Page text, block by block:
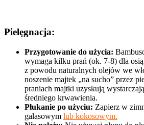
Pielęgnacja:
Przygotowanie do użycia:
wymaga kilku prań (ok. 7-8) dla
z powodu naturalnych olejów we
noszenie majtek „na sucho” przez
praniach majtki uzyskują
średniego krwawienia.
Płukanie po użyciu: Zapierz w
galasowym lub kokosowym.